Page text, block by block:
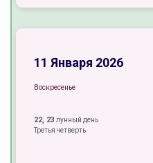
±
±
11 Января 2026
Воскресенье
22, 23 лунный день
Третья четверть